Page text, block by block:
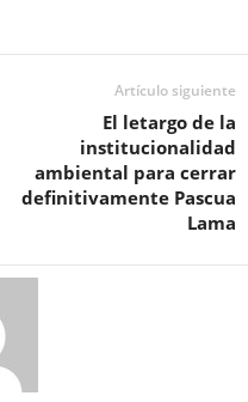
Artículo siguiente
El letargo de la
institucionalidad
ambiental para cerrar
definitivamente Pascua
Lama